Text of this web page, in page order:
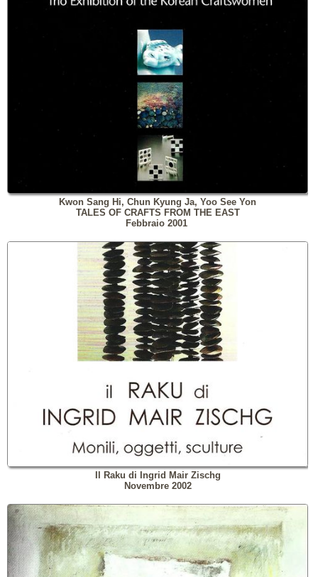
Kwon Sang Hi, Chun Kyung Ja, Yoo See Yon
TALES OF CRAFTS FROM THE EAST
Febbraio 2001
Il Raku di Ingrid Mair Zischg
Novembre 2002